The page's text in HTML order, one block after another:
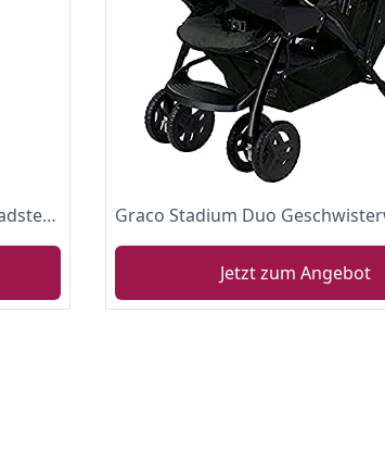
Hauck Geschwister Kinderwagen Roadster Duo SLX / 2 Kinder / Zwillinge / XL Räder / mit Liegeposition ab Geburt / Einhändig Faltbar / Belastbar bis 36 kg / Robust / Schmal / Extra Großer Korb / Grau
Jetzt zum Angebot